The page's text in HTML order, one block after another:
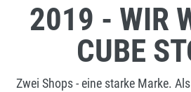
2019 - WIR
CUBE
Zwei Shops - eine starke Marke.